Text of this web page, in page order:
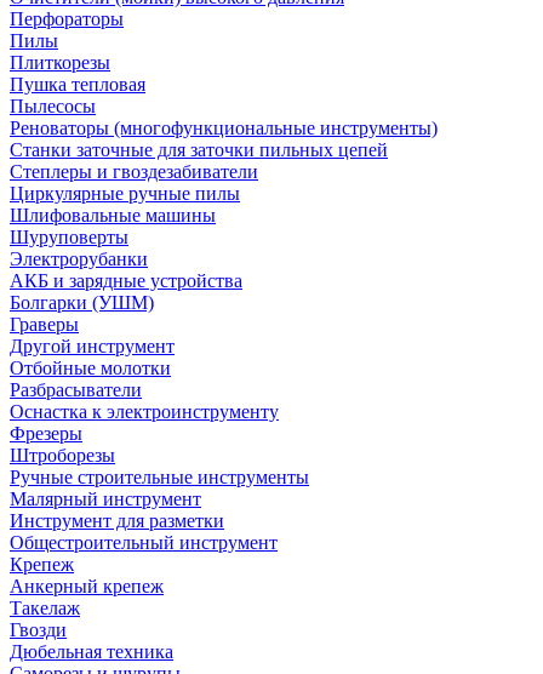
Перфораторы
Пилы
Плиткорезы
Пушка тепловая
Пылесосы
Реноваторы (многофункциональные инструменты)
Станки заточные для заточки пильных цепей
Степлеры и гвоздезабиватели
Циркулярные ручные пилы
Шлифовальные машины
Шуруповерты
Электрорубанки
АКБ и зарядные устройства
Болгарки (УШМ)
Граверы
Другой инструмент
Отбойные молотки
Разбрасыватели
Оснастка к электроинструменту
Фрезеры
Штроборезы
Ручные строительные инструменты
Малярный инструмент
Инструмент для разметки
Общестроительный инструмент
Крепеж
Анкерный крепеж
Такелаж
Гвозди
Дюбельная техника